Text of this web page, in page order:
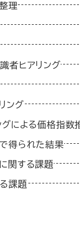
理
者ヒアリング
ング
グによる価格指
得られた結果
関する課題
課題